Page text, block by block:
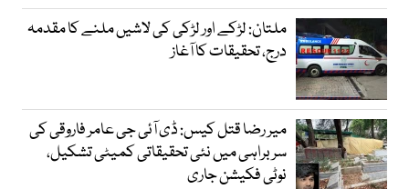
ملتان: لڑکے اور لڑکی کی لاشیں ملنے کا مقدمہ
درج، تحقیقات کا آغاز
میر رضا قتل کیس: ڈی آئی جی عامر فاروقی کی
سربراہی میں نئی تحقیقاتی کمیٹی تشکیل،
نوٹی فکیشن جاری